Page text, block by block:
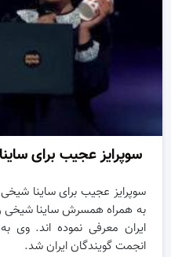
سوپرایز عجیب برای
سوپرایز عجیب برای ساینا
به همراه همسرش ساینا شیخی
ایران معرفی نموده اند.
انجمت گویندگان ایران شد.